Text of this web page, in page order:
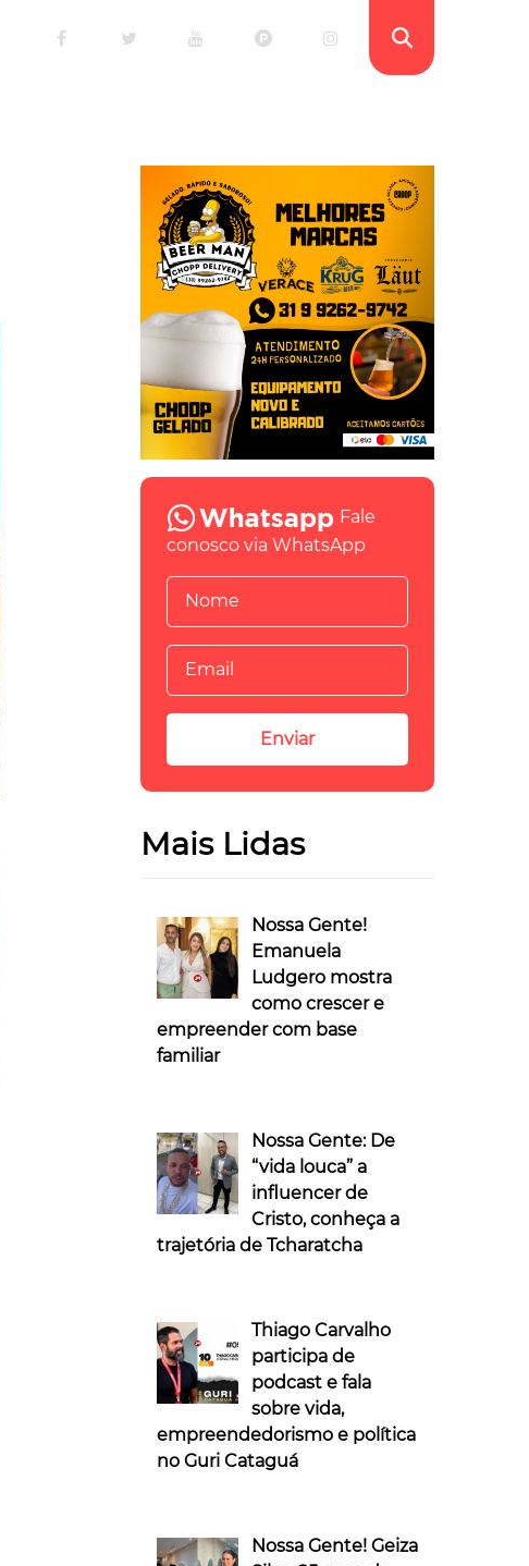
Fale
conosco via WhatsApp
Mais Lidas
Nossa Gente!
Emanuela
Ludgero mostra
como crescer e
empreender com base
familiar
Nossa Gente: De
“vida louca” a
influencer de
Cristo, conheça a
trajetória de Tcharatcha
Thiago Carvalho
participa de
podcast e fala
sobre vida,
empreendedorismo e política
no Guri Cataguá
Nossa Gente! Geiza